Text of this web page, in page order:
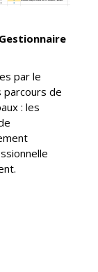
par le
parcours de
: les